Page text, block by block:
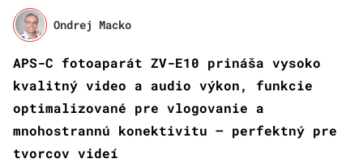
Ondrej Macko
APS-C fotoaparát ZV-E10 prináša vysoko
kvalitný video a audio výkon, funkcie
optimalizované pre vlogovanie a
mnohostrannú konektivitu – perfektný pre
tvorcov videí